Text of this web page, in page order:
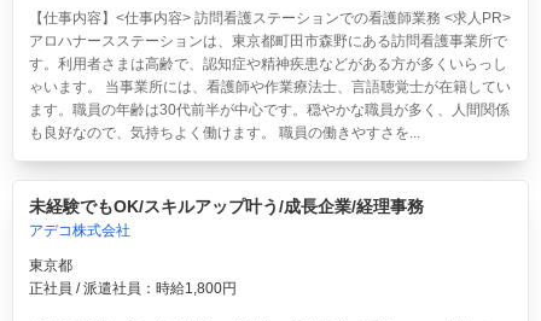
【仕事内容】<仕事内容> 訪問看護ステーションでの看護師業務 <求人PR>
アロハナースステーションは、東京都町田市森野にある訪問看護事業所で
す。利用者さまは高齢で、認知症や精神疾患などがある方が多くいらっし
ゃいます。 当事業所には、看護師や作業療法士、言語聴覚士が在籍してい
ます。職員の年齢は30代前半が中心です。穏やかな職員が多く、人間関係
も良好なので、気持ちよく働けます。 職員の働きやすさを...
未経験でもOK/スキルアップ叶う/成長企業/経理事務
アデコ株式会社
東京都
正社員 / 派遣社員：時給1,800円